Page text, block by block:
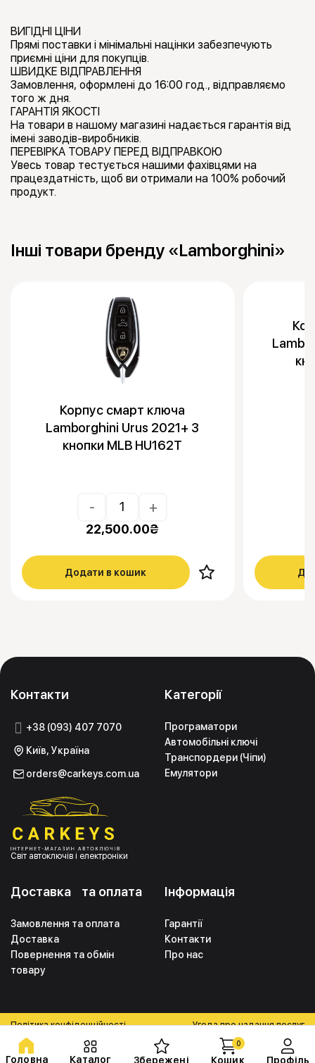
ВИГІДНІ ЦІНИ
Прямі поставки і мінімальні націнки забезпечують
приємні ціни для покупців.
ШВИДКЕ ВІДПРАВЛЕННЯ
Замовлення, оформлені до 16:00 год., відправляємо
того ж дня.
ГАРАНТІЯ ЯКОСТІ
На товари в нашому магазині надається гарантія від
імені заводів-виробників.
ПЕРЕВІРКА ТОВАРУ ПЕРЕД ВІДПРАВКОЮ
Увесь товар тестується нашими фахівцями на
працездатність, щоб ви отримали на 100% робочий
продукт.
Інші товари бренду «Lamborghini»
Корпус смарт ключа
Lamborghini Urus 2021+ 3
кнопки MLB HU162T
- +
22,500.00₴
Додати в кошик
Контакти
+38 (093) 407 7070
Київ, Україна
orders@carkeys.com.ua
Світ автоключів і електроніки
Категорії
Програматори
Автомобільні ключі
Транспордери (Чіпи)
Емулятори
Інформація
Гарантії
Контакти
Про нас
Доставка та оплата
Замовлення та оплата
Доставка
Повернення та обмін
товару
Політика конфіденційності Угода про надання послуг
Головна Каталог Збережені Кошик
0
Профіль